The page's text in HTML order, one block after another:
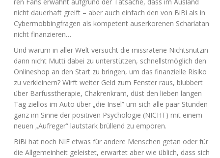
ren Fans erwähnt auf­grund der Tat­sa­che, dass im Aus­land
nicht dau­er­haft greift – aber auch ein­fach den von BiBi als in
Cyber­mob­bing­fra­gen als kom­pe­tent aus­er­ko­re­nen Schar­la­tan
nicht finanzieren…
Und war­um in aller Welt ver­sucht die miss­ra­te­ne Nichts­nutz­in
dann nicht Mut­ti dabei zu unter­stüt­zen, schnellst­mög­lich den
Online­shop an den Start zu brin­gen, um das finan­zi­el­le Risi­ko
zu ver­klei­nern? Wirft wei­ter Geld zum Fens­ter raus, blub­bert
über Bar­fuss­the­ra­pie, Chak­ren­kram, düst den lie­ben lan­gen
Tag ziel­los im Auto über „die Insel” um sich alle paar Stun­den
ganz im Sin­ne der posi­ti­ven Psy­cho­lo­gie (NICHT) mit einem
neu­en „Auf­re­ger” laut­stark brül­lend zu empören.
BiBi hat noch NIE etwas für ande­re Men­schen getan oder für
die All­ge­mein­heit geleis­tet, erwar­tet aber wie üblich, dass sich